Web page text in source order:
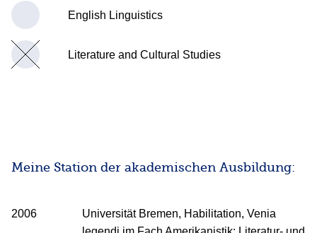
English Linguistics
Literature and Cultural Studies
Meine Station der akademischen Ausbildung:
2006
Universität Bremen, Habilitation, Venia